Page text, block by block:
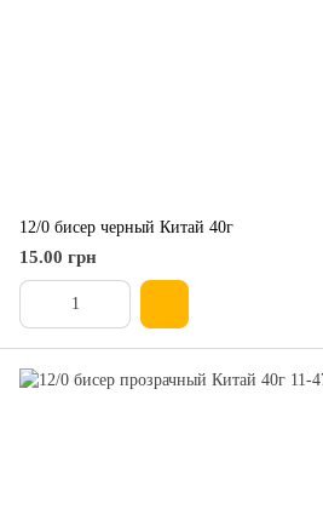
12/0 бисер черный Китай 40г
15.00 грн